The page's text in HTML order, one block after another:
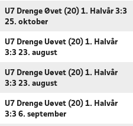
U7 Drenge Øvet (20) 1. Halvår 3:3
25. oktober
U7 Drenge Uøvet (20) 1. Halvår
3:3 23. august
U7 Drenge Uøvet (20) 1. Halvår
3:3 23. august
U7 Drenge Uøvet (20) 1. Halvår
3:3 6. september